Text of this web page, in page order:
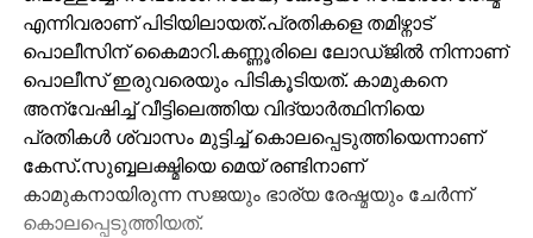
എന്നിവരാണ് പിടിയിലായത്.പ്രതികളെ തമിഴ്നാട്
പൊലീസിന് കൈമാറി.കണ്ണൂരിലെ ലോഡ്ജിൽ നിന്നാണ്
പൊലീസ് ഇരുവരെയും പിടികൂടിയത്. കാമുകനെ
അന്വേഷിച്ച് വീട്ടിലെത്തിയ വിദ്യാർത്ഥിനിയെ
പ്രതികൾ ശ്വാസം മുട്ടിച്ച് കൊലപ്പെടുത്തിയെന്നാണ്
കേസ്.സുബ്ബലക്ഷ്മിയെ മെയ് രണ്ടിനാണ്
കാമുകനായിരുന്ന സജയും ഭാര്യ രേഷ്മയും ചേർന്ന്
കൊലപ്പെടുത്തിയത്.